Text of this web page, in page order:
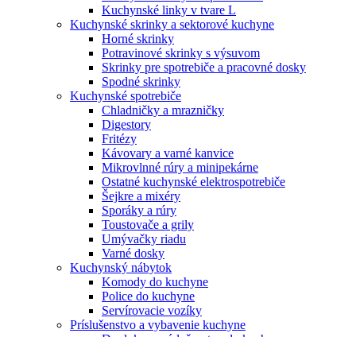
Kuchynské linky v tvare L
Kuchynské skrinky a sektorové kuchyne
Horné skrinky
Potravinové skrinky s výsuvom
Skrinky pre spotrebiče a pracovné dosky
Spodné skrinky
Kuchynské spotrebiče
Chladničky a mrazničky
Digestory
Fritézy
Kávovary a varné kanvice
Mikrovlnné rúry a minipekárne
Ostatné kuchynské elektrospotrebiče
Šejkre a mixéry
Sporáky a rúry
Toustovače a grily
Umývačky riadu
Varné dosky
Kuchynský nábytok
Komody do kuchyne
Police do kuchyne
Servírovacie vozíky
Príslušenstvo a vybavenie kuchyne